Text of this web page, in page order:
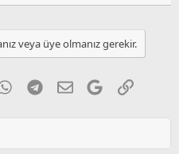
veya üye olmanız gerekir.
WhatsApp
Telegram
E-postaGoogleLink